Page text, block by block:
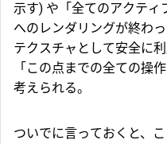
示す) や「全てのアクテ
へのレンダリングが終わ
テクスチャとして安全に
「この点までの全ての操
考えられる。
ついでに言っておくと、